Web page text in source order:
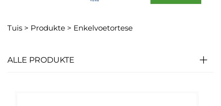
Tuis > Produkte > Enkelvoetortese
ALLE PRODUKTE